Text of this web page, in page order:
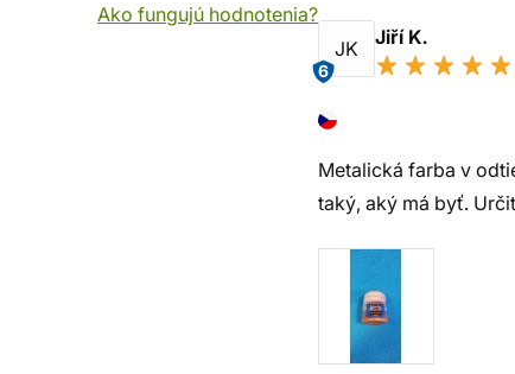
Ako fungujú hodnotenia?
JK
6
Jiří K.
Metalická farba v
taký, aký má byť.